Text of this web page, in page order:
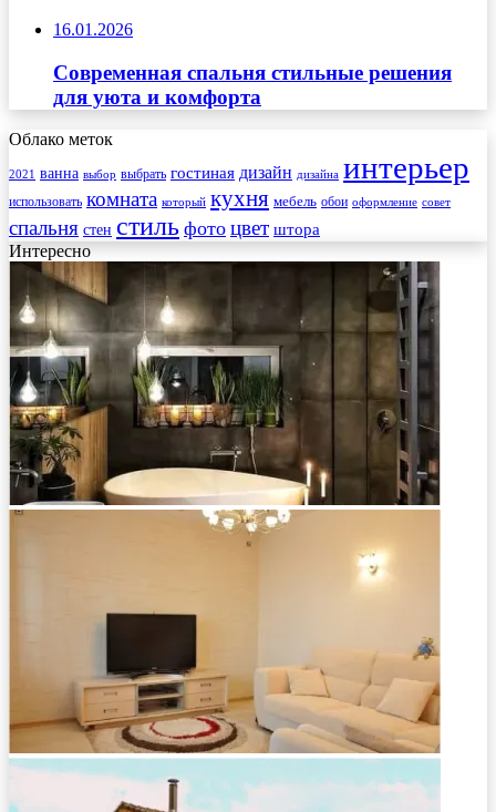
16.01.2026
Современная спальня стильные решения
для уюта и комфорта
Облако меток
2021 ванна выбор выбрать гостиная дизайн дизайна интерьер
использовать комната который кухня мебель обои оформление совет
спальня стен стиль фото цвет штора
Интересно